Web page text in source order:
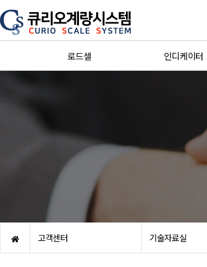
로드셀
Miniature
Canister＆Pan Cake
Truck scale
Explosion-proof
Torque sensor
인디케이터
Special인디케이터
트랜스미터증폭기
화인인디케이터
고객센터 기술자료실